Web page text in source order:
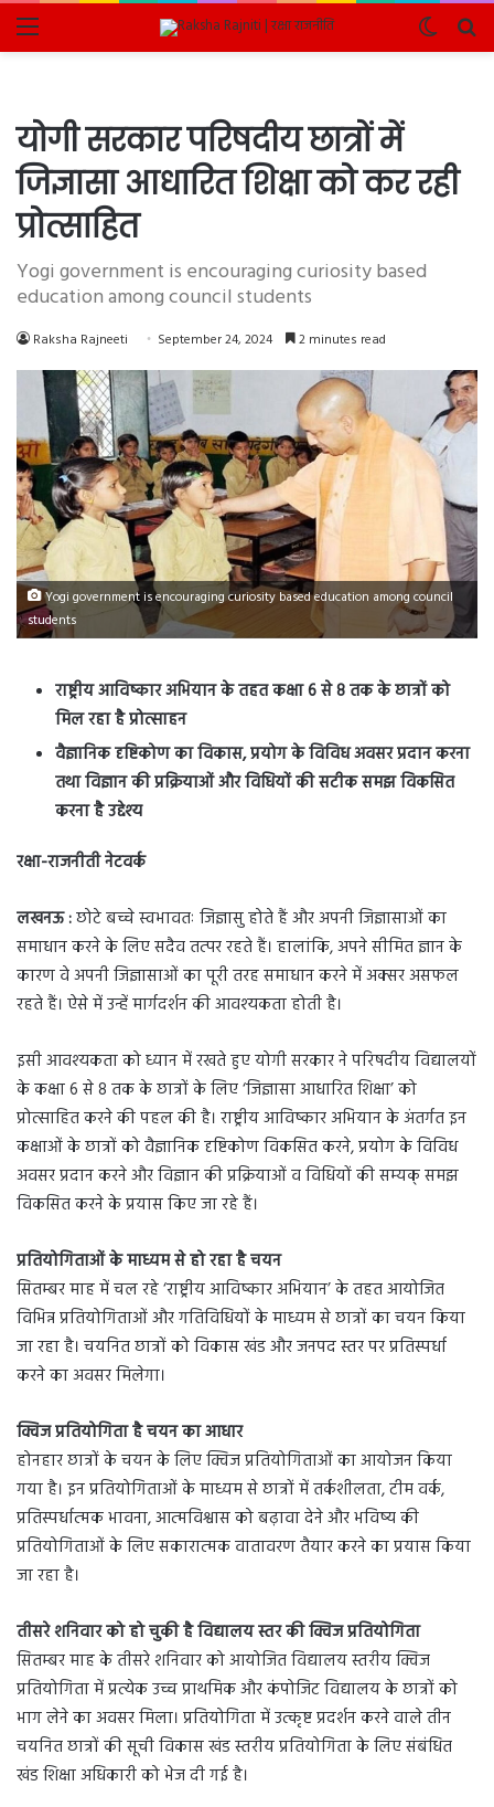
Menu
Switch
skin
योगी सरकार परिषदीय छात्रों में
जिज्ञासा आधारित शिक्षा को कर रही
प्रोत्साहित
Yogi government is encouraging curiosity based
education among council students
Raksha Rajneeti September 24, 2024 2 minutes read
Yogi government is encouraging curiosity based education among council
students
राष्ट्रीय आविष्कार अभियान के तहत कक्षा 6 से 8 तक के छात्रों को
मिल रहा है प्रोत्साहन
वैज्ञानिक दृष्टिकोण का विकास, प्रयोग के विविध अवसर प्रदान करना
तथा विज्ञान की प्रक्रियाओं और विधियों की सटीक समझ विकसित
करना है उद्देश्य
रक्षा-राजनीती नेटवर्क
लखनऊ :छोटे बच्चे स्वभावतः जिज्ञासु होते हैं और अपनी जिज्ञासाओं का
समाधान करने के लिए सदैव तत्पर रहते हैं। हालांकि, अपने सीमित ज्ञान के
कारण वे अपनी जिज्ञासाओं का पूरी तरह समाधान करने में अक्सर असफल
रहते हैं। ऐसे में उन्हें मार्गदर्शन की आवश्यकता होती है।
इसी आवश्यकता को ध्यान में रखते हुए योगी सरकार ने परिषदीय विद्यालयों
के कक्षा 6 से 8 तक के छात्रों के लिए ‘जिज्ञासा आधारित शिक्षा’ को
प्रोत्साहित करने की पहल की है। राष्ट्रीय आविष्कार अभियान के अंतर्गत इन
कक्षाओं के छात्रों को वैज्ञानिक दृष्टिकोण विकसित करने, प्रयोग के विविध
अवसर प्रदान करने और विज्ञान की प्रक्रियाओं व विधियों की सम्यक् समझ
विकसित करने के प्रयास किए जा रहे हैं।
प्रतियोगिताओं के माध्यम से हो रहा है चयन
सितम्बर माह में चल रहे ‘राष्ट्रीय आविष्कार अभियान’ के तहत आयोजित
विभिन्न प्रतियोगिताओं और गतिविधियों के माध्यम से छात्रों का चयन किया
जा रहा है। चयनित छात्रों को विकास खंड और जनपद स्तर पर प्रतिस्पर्धा
करने का अवसर मिलेगा।
क्विज प्रतियोगिता है चयन का आधार
होनहार छात्रों के चयन के लिए क्विज प्रतियोगिताओं का आयोजन किया
गया है। इन प्रतियोगिताओं के माध्यम से छात्रों में तर्कशीलता, टीम वर्क,
प्रतिस्पर्धात्मक भावना, आत्मविश्वास को बढ़ावा देने और भविष्य की
प्रतियोगिताओं के लिए सकारात्मक वातावरण तैयार करने का प्रयास किया
जा रहा है।
तीसरे शनिवार को हो चुकी है विद्यालय स्तर की क्विज प्रतियोगिता
सितम्बर माह के तीसरे शनिवार को आयोजित विद्यालय स्तरीय क्विज
प्रतियोगिता में प्रत्येक उच्च प्राथमिक और कंपोजिट विद्यालय के छात्रों को
भाग लेने का अवसर मिला। प्रतियोगिता में उत्कृष्ट प्रदर्शन करने वाले तीन
चयनित छात्रों की सूची विकास खंड स्तरीय प्रतियोगिता के लिए संबंधित
खंड शिक्षा अधिकारी को भेज दी गई है।